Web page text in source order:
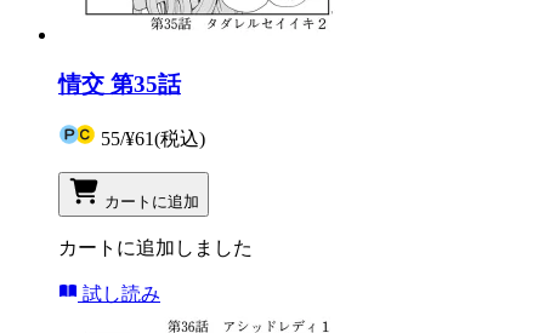
情交 第35話
55/¥61(税込)
カートに追加
カートに追加しました
試し読み